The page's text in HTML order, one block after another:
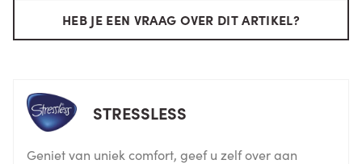
HEB JE EEN VRAAG OVER DIT ARTIKEL?
STRESSLESS
Geniet van uniek comfort, geef u zelf over aan